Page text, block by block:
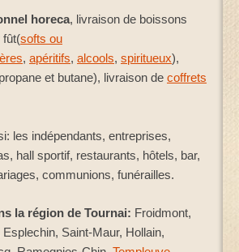
horeca, livraison de boissons
fût(softs ou
, apéritifs, alcools, spiritueux),
et butane), livraison de coffrets
les indépendants, entreprises,
hall sportif, restaurants, hôtels, bar,
communions, funérailles.
la région de Tournai: Froidmont,
Saint-Maur, Hollain,